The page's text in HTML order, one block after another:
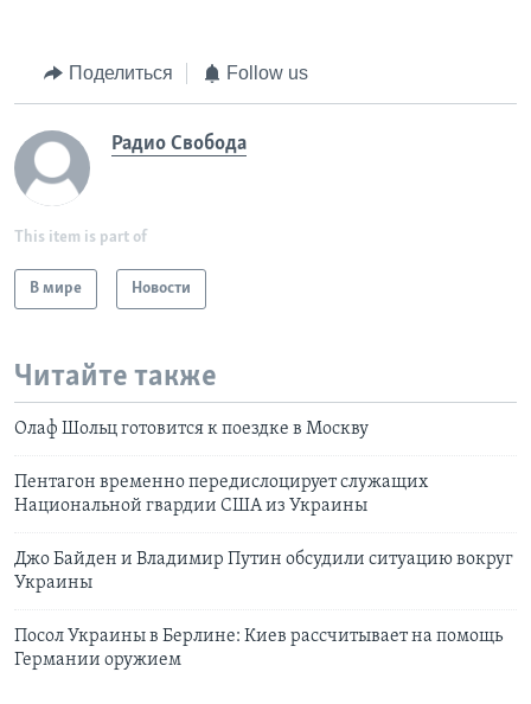
Поделиться Follow us
Радио Свобода
This item is part of
В мире Новости
Читайте также
Олаф Шольц готовится к поездке в Москву
Пентагон временно передислоцирует служащих
Национальной гвардии США из Украины
Джо Байден и Владимир Путин обсудили ситуацию вокруг
Украины
Посол Украины в Берлине: Киев рассчитывает на помощь
Германии оружием